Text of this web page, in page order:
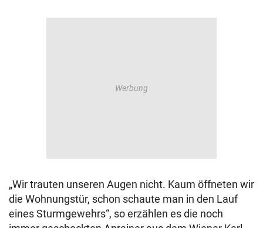
„Wir trauten unseren Augen nicht. Kaum öffneten wir
die Wohnungstür, schon schaute man in den Lauf
eines Sturmgewehrs“, so erzählen es die noch